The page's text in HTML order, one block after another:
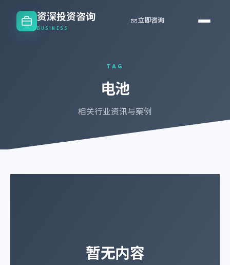
资深投资咨询
BUSINESS
立即咨询
TAG
电池
相关行业资讯与案例
暂无内容